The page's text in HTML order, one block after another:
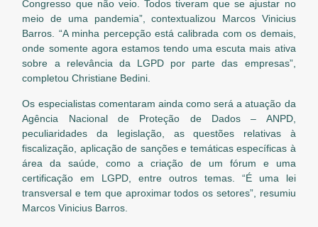
Congresso que não veio. Todos tiveram que se ajustar no
meio de uma pandemia”, contextualizou Marcos Vinicius
Barros. “A minha percepção está calibrada com os demais,
onde somente agora estamos tendo uma escuta mais ativa
sobre a relevância da LGPD por parte das empresas”,
completou Christiane Bedini.
Os especialistas comentaram ainda como será a atuação da
Agência Nacional de Proteção de Dados – ANPD,
peculiaridades da legislação, as questões relativas à
fiscalização, aplicação de sanções e temáticas específicas à
área da saúde, como a criação de um fórum e uma
certificação em LGPD, entre outros temas. “É uma lei
transversal e tem que aproximar todos os setores”, resumiu
Marcos Vinicius Barros.